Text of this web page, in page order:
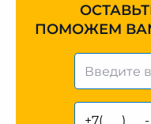
ПОМОЖЕМ